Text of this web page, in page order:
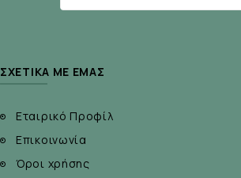
ΣΧΕΤΙΚΆ ΜΕ ΕΜΆΣ
Εταιρικό Προφίλ
Επικοινωνία
Όροι χρήσης